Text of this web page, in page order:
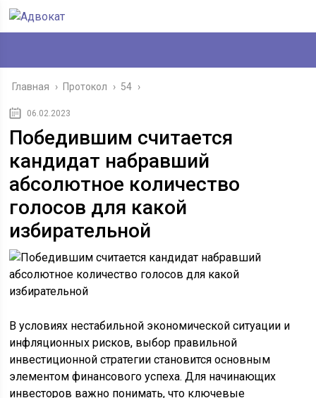
Главная › Протокол › 54 ›
06.02.2023
Победившим считается
кандидат набравший
абсолютное количество
голосов для какой
избирательной
В условиях нестабильной экономической ситуации и
инфляционных рисков, выбор правильной
инвестиционной стратегии становится основным
элементом финансового успеха. Для начинающих
инвесторов важно понимать, что ключевые